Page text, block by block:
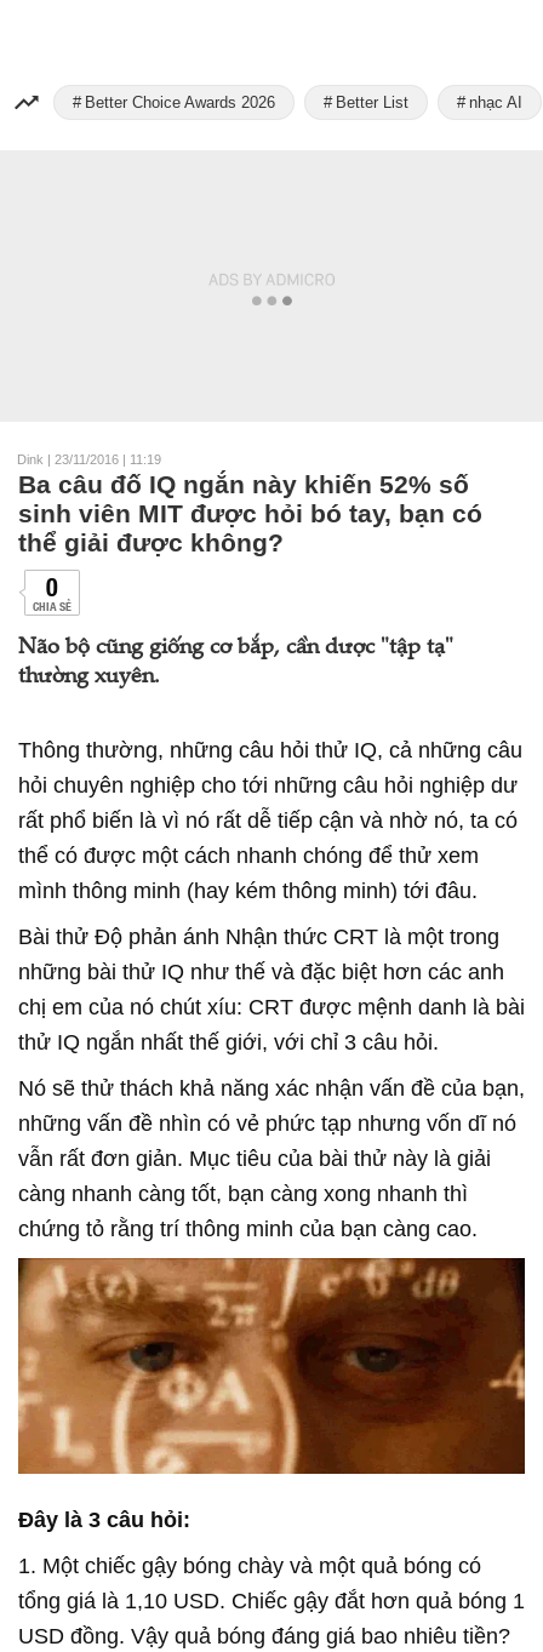
Better Choice Awards 2026 Better List nhạc AI
Dink | 23/11/2016 | 11:19
Ba câu đố IQ ngắn này khiến 52% số
sinh viên MIT được hỏi bó tay, bạn có
thể giải được không?
0
CHIA SẺ
Não bộ cũng giống cơ bắp, cần dược "tập tạ"
thường xuyên.
Thông thường, những câu hỏi thử IQ, cả những câu
hỏi chuyên nghiệp cho tới những câu hỏi nghiệp dư
rất phổ biến là vì nó rất dễ tiếp cận và nhờ nó, ta có
thể có được một cách nhanh chóng để thử xem
mình thông minh (hay kém thông minh) tới đâu.
Bài thử Độ phản ánh Nhận thức CRT là một trong
những bài thử IQ như thế và đặc biệt hơn các anh
chị em của nó chút xíu: CRT được mệnh danh là bài
thử IQ ngắn nhất thế giới, với chỉ 3 câu hỏi.
Nó sẽ thử thách khả năng xác nhận vấn đề của bạn,
những vấn đề nhìn có vẻ phức tạp nhưng vốn dĩ nó
vẫn rất đơn giản. Mục tiêu của bài thử này là giải
càng nhanh càng tốt, bạn càng xong nhanh thì
chứng tỏ rằng trí thông minh của bạn càng cao.
Đây là 3 câu hỏi:
1. Một chiếc gậy bóng chày và một quả bóng có
tổng giá là 1,10 USD. Chiếc gậy đắt hơn quả bóng 1
USD đồng. Vậy quả bóng đáng giá bao nhiêu tiền?